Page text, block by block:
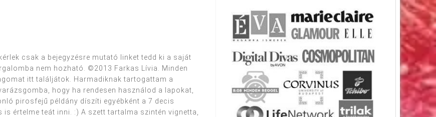
csak a bejegyzésre mutató linket tedd ki a saját
nem hozható. ©2013 Farkas Lívia. Minden
itt találjátok. Harmadiknak tartogattam a
hogy ha rendesen használod a lapokat,
pirosfejű példány díszíti egyébként a 7 decis
értelme teát inni. :) A szett tartalma szintén vignetta,